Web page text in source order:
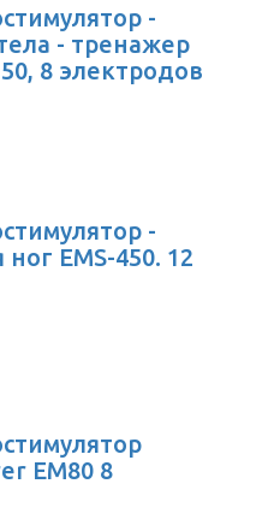
-
- тренажер
8 электродов
-
EMS-450. 12
EM80 8